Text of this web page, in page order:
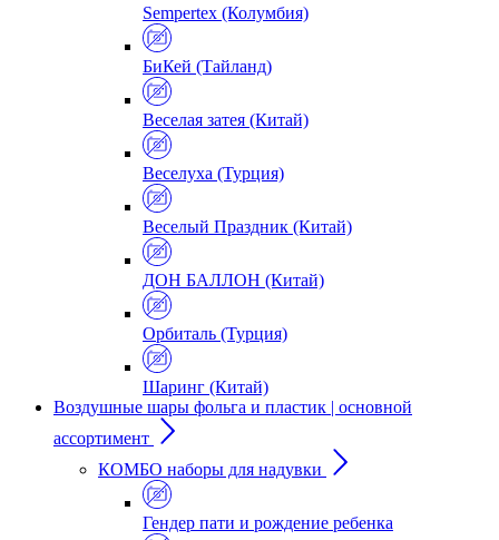
Sempertex (Колумбия)
БиКей (Тайланд)
Веселая затея (Китай)
Веселуха (Турция)
Веселый Праздник (Китай)
ДОН БАЛЛОН (Китай)
Орбиталь (Турция)
Шаринг (Китай)
Воздушные шары фольга и пластик | основной
ассортимент
КОМБО наборы для надувки
Гендер пати и рождение ребенка